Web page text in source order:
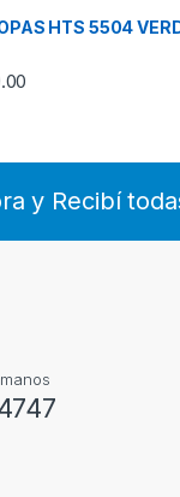
HTS 5504
y Recibí